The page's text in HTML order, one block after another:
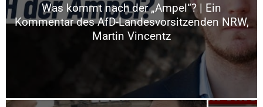
Was kommt nach der „Ampel“? | Ein
Kommentar des AfD-Landesvorsitzenden NRW,
Martin Vincentz